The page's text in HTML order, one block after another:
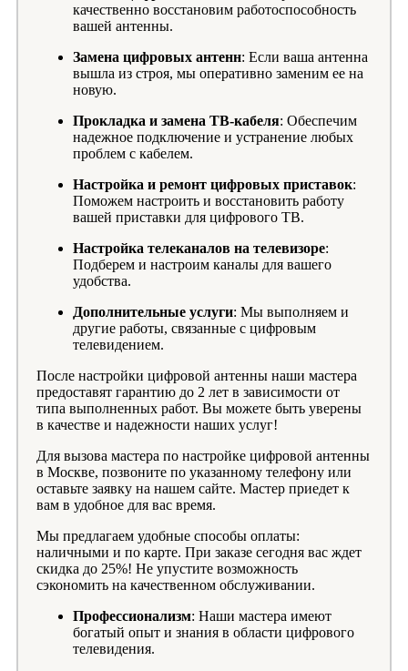
качественно восстановим работоспособность
вашей антенны.
Замена цифровых антенн: Если ваша антенна
вышла из строя, мы оперативно заменим ее на
новую.
Прокладка и замена ТВ-кабеля: Обеспечим
надежное подключение и устранение любых
проблем с кабелем.
Настройка и ремонт цифровых приставок:
Поможем настроить и восстановить работу
вашей приставки для цифрового ТВ.
Настройка телеканалов на телевизоре:
Подберем и настроим каналы для вашего
удобства.
Дополнительные услуги: Мы выполняем и
другие работы, связанные с цифровым
телевидением.
После настройки цифровой антенны наши мастера
предоставят гарантию до 2 лет в зависимости от
типа выполненных работ. Вы можете быть уверены
в качестве и надежности наших услуг!
Для вызова мастера по настройке цифровой антенны
в Москве, позвоните по указанному телефону или
оставьте заявку на нашем сайте. Мастер приедет к
вам в удобное для вас время.
Мы предлагаем удобные способы оплаты:
наличными и по карте. При заказе сегодня вас ждет
скидка до 25%! Не упустите возможность
сэкономить на качественном обслуживании.
Профессионализм: Наши мастера имеют
богатый опыт и знания в области цифрового
телевидения.